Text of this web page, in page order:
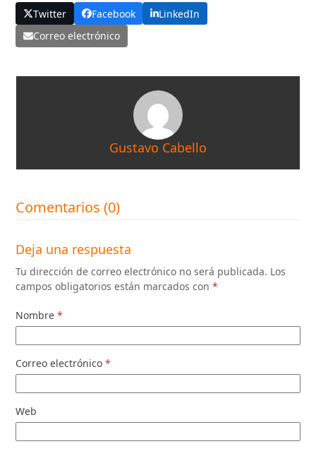
Twitter Facebook
LinkedIn
Correo electrónico
Gustavo Cabello
Comentarios (0)
Deja una respuesta
Tu dirección de correo electrónico no será publicada. Los
campos obligatorios están marcados con*
Nombre*
Correo electrónico*
Web